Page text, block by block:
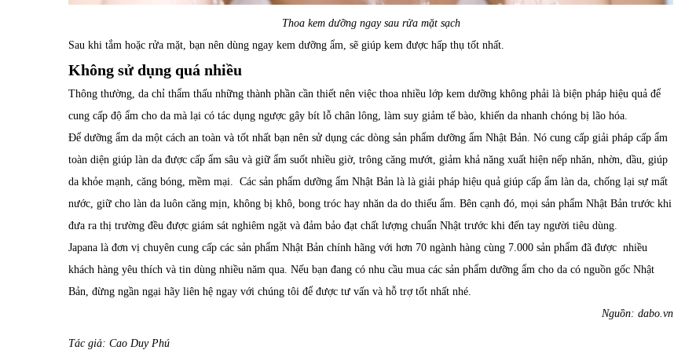
Thoa kem dưỡng ngay sau rửa mặt sạch
Sau khi tắm hoặc rửa mặt, bạn nên dùng ngay kem dưỡng ẩm, sẽ giúp kem được hấp thụ tốt nhất.
Không sử dụng quá nhiều
Thông thường, da chỉ thẩm thấu những thành phần cần thiết nên việc thoa nhiều lớp kem dưỡng không phải là biện pháp hiệu quả để
cung cấp độ ẩm cho da mà lại có tác dụng ngược gây bít lỗ chân lông, làm suy giảm tế bào, khiến da nhanh chóng bị lão hóa.
Để dưỡng ẩm da một cách an toàn và tốt nhất bạn nên sử dụng các dòng sản phẩm dưỡng ẩm Nhật Bản . Nó cung cấp giải pháp cấp ẩm
toàn diện giúp làn da được cấp ẩm sâu và giữ ẩm suốt nhiều giờ, trông căng mướt, giảm khả năng xuất hiện nếp nhăn, nhờn, dầu, giúp
da khỏe mạnh, căng bóng, mềm mại. Các sản phẩm dưỡng ẩm Nhật Bản là là giải pháp hiệu quả giúp cấp ẩm làn da, chống lại sự mất
nước, giữ cho làn da luôn căng mịn, không bị khô, bong tróc hay nhăn da do thiếu ẩm. Bên cạnh đó, mọi sản phẩm Nhật Bản trước khi
đưa ra thị trường đều được giám sát nghiêm ngặt và đảm bảo đạt chất lượng chuẩn Nhật trước khi đến tay người tiêu dùng.
Japana là đơn vị chuyên cung cấp các sản phẩm Nhật Bản chính hãng với hơn 70 ngành hàng cùng 7.000 sản phẩm đã được nhiều
khách hàng yêu thích và tin dùng nhiều năm qua. Nếu bạn đang có nhu cầu mua các sản phẩm dưỡng ẩm cho da có nguồn gốc Nhật
Bản, đừng ngần ngại hãy liên hệ ngay với chúng tôi để được tư vấn và hỗ trợ tốt nhất nhé.
Nguồn: dabo.vn
Tác giả: Cao Duy Phú